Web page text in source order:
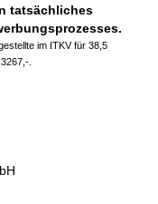
tatsächliches
im ITKV für 38,5
.